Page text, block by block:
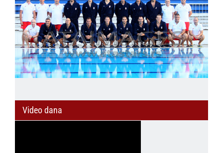
Video dana